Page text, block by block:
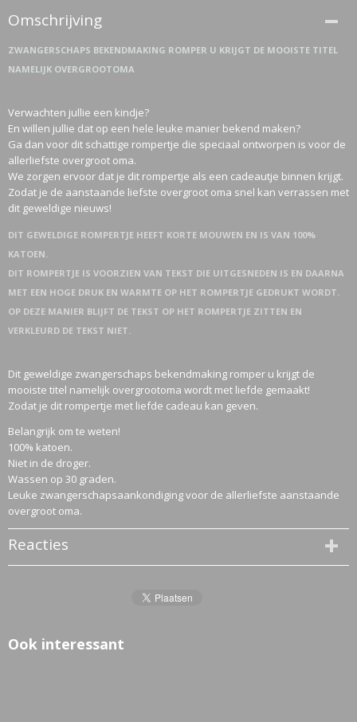
Omschrijving
ZWANGERSCHAPS BEKENDMAKING ROMPER U KRIJGT DE MOOISTE TITEL
NAMELIJK OVERGROOTOMA
Verwachten jullie een kindje?
En willen jullie dat op een hele leuke manier bekend maken?
Ga dan voor dit schattige rompertje die speciaal ontworpen is voor de
allerliefste overgroot oma.
We zorgen ervoor dat je dit rompertje als een cadeautje binnen krijgt.
Zodat je de aanstaande liefste overgroot oma snel kan verrassen met
dit geweldige nieuws!
DIT GEWELDIGE ROMPERTJE HEEFT KORTE MOUWEN EN IS VAN 100%
KATOEN.
DIT ROMPERTJE IS VOORZIEN VAN TEKST DIE UITGESNEDEN IS EN DAARNA
MET EEN HOGE DRUK EN WARMTE OP HET ROMPERTJE GEDRUKT WORDT.
OP DEZE MANIER BLIJFT DE TEKST OP HET ROMPERTJE ZITTEN EN
VERKLEURD DE TEKST NIET.
Dit geweldige zwangerschaps bekendmaking romper u krijgt de
mooiste titel namelijk overgrootoma wordt met liefde gemaakt!
Zodat je dit rompertje met liefde cadeau kan geven.
Belangrijk om te weten!
100% katoen.
Niet in de droger.
Wassen op 30 graden.
Leuke zwangerschapsaankondiging voor de allerliefste aanstaande
overgroot oma.
Reacties
Ook interessant